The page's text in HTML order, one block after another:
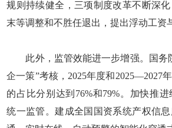
规则持续健全，三项制度改革不断深
末等调整和不胜任退出，提出浮动工资
此外，监管效能进一步增强。国务
企一策”考核，2025年度和2025—2027
的占比分别达到76%和79%。加快推
统一监管。建成全国国资系统产权信